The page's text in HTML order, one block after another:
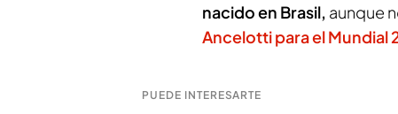
nacido en Brasil, aunque
Ancelotti para el Mundial
PUEDE INTERESARTE